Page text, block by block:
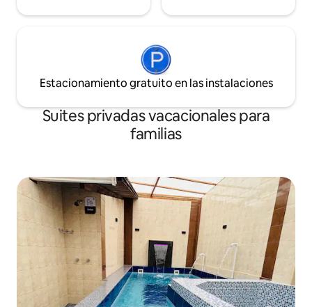
Estacionamiento gratuito en las instalaciones
Suites privadas vacacionales para
familias